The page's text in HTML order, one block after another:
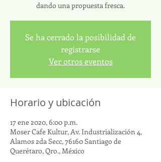
dando una propuesta fresca.
Se ha cerrado la posibilidad de
registrarse
Ver otros eventos
Horario y ubicación
17 ene 2020, 6:00 p.m.
Moser Cafe Kultur, Av. Industrialización 4,
Alamos 2da Secc, 76160 Santiago de
Querétaro, Qro., México